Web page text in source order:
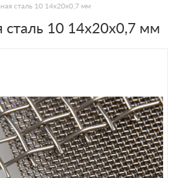
сталь 10 14х20х0,7 мм
сталь 10 14х20х0,7 мм